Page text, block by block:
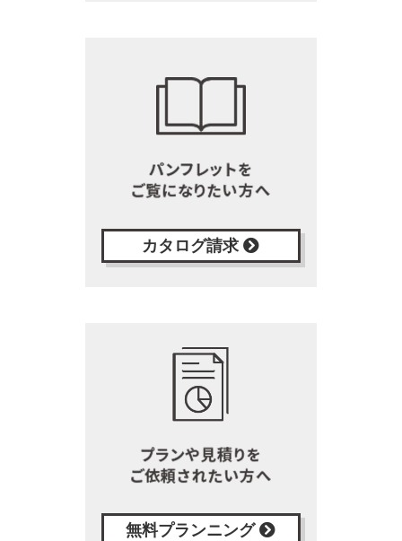
カタログ請求
無料プランニング